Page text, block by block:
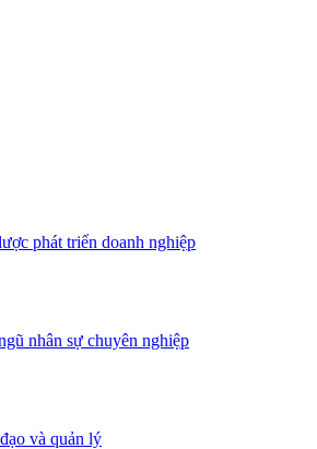
phát triển doanh nghiệp
nhân sự chuyên nghiệp
và quản lý